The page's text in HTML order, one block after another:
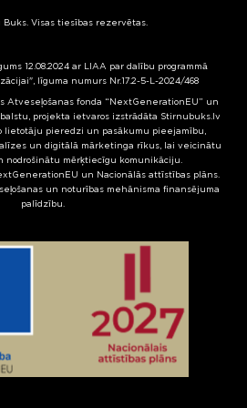
Buks. Visas tiesības rezervētas.
12.08.2024 ar LIAA par dalību programmā
līguma numurs Nr.17.2-5-L-2024/468
Atveseļošanas fonda “NextGenerationEU” un
projekta ietvaros izstrādāta Stirnubuks.lv
lietotāju pieredzi un pasākumu pieejamību,
un digitālā mārketinga rīkus, lai veicinātu
mērķtiecīgu komunikāciju.
un Nacionālās attīstības plāns.
un noturības mehānisma finansējuma
palīdzību.